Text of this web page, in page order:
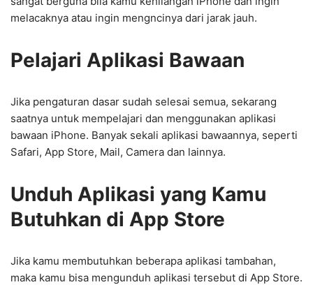
melacaknya atau ingin mengncinya dari jarak jauh.
Pelajari Aplikasi Bawaan
Jika pengaturan dasar sudah selesai semua, sekarang
saatnya untuk mempelajari dan menggunakan aplikasi
bawaan iPhone. Banyak sekali aplikasi bawaannya, seperti
Safari, App Store, Mail, Camera dan lainnya.
Unduh Aplikasi yang Kamu
Butuhkan di App Store
Jika kamu membutuhkan beberapa aplikasi tambahan,
maka kamu bisa mengunduh aplikasi tersebut di App Store.